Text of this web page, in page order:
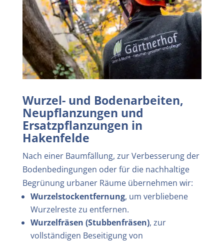
Wurzel- und Bodenarbeiten,
Neupflanzungen und
Ersatzpflanzungen in
Hakenfelde
Nach einer Baumfällung, zur Verbesserung der
Bodenbedingungen oder für die nachhaltige
Begrünung urbaner Räume übernehmen wir:
Wurzelstockentfernung, um verbliebene
Wurzelreste zu entfernen.
Wurzelfräsen (Stubbenfräsen), zur
vollständigen Beseitigung von